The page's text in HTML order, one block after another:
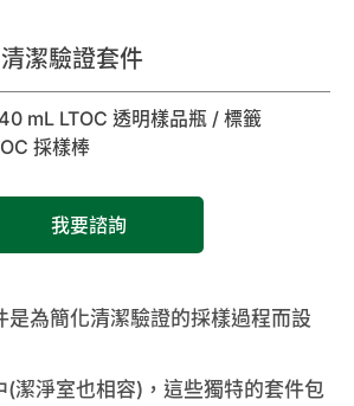
潔驗證套件
mL LTOC 透明樣品瓶 / 標籤
採樣棒
我要諮詢
是為簡化清潔驗證的採樣過程而設
(潔淨室也相容)，這些獨特的套件包